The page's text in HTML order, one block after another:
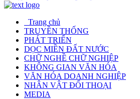
Trang chủ
TRUYỀN THỐNG
PHÁT TRIỂN
DỌC MIỀN ĐẤT NƯỚC
CHỮ NGHỀ CHỮ NGHIỆP
KHÔNG GIAN VĂN HÓA
VĂN HÓA DOANH NGHIỆP
NHÂN VẬT ĐỐI THOẠI
MEDIA